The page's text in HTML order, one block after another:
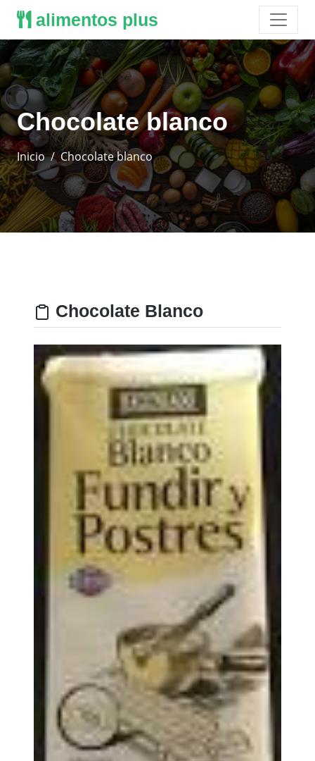
alimentos plus
Chocolate blanco
Inicio Chocolate blanco
Chocolate Blanco